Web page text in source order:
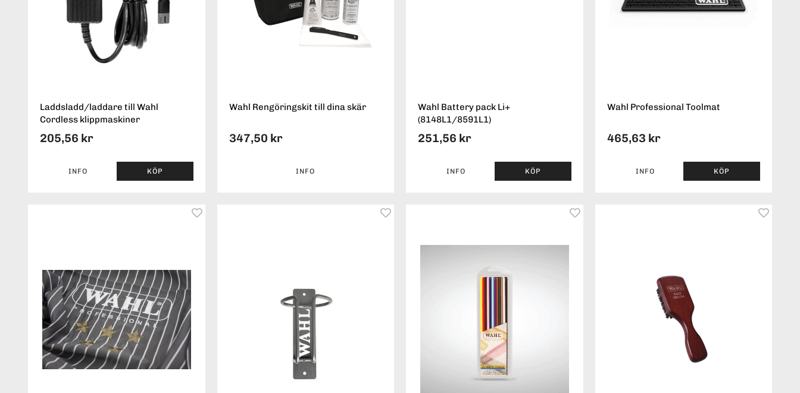
Laddsladd/laddare till Wahl
Cordless klippmaskiner
205,56 kr
INFO KÖP
Wahl Rengöringskit till dina skär
347,50 kr
INFO
Wahl Battery pack Li+
(8148L1/8591L1)
251,56 kr
INFO KÖP
Wahl Professional Toolmat
465,63 kr
INFO KÖP